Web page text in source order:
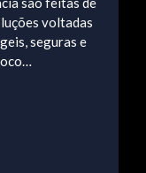
voltadas
seguras e